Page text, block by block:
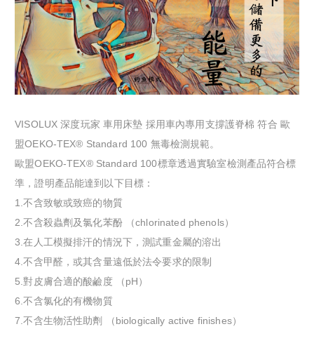
VISOLUX 深度玩家 車用床墊 採用車內專用支撐護脊棉 符合 歐
盟OEKO-TEX® Standard 100 無毒檢測規範。
歐盟OEKO-TEX® Standard 100標章透過實驗室檢測產品符合標
準，證明產品能達到以下目標：
1.不含致敏或致癌的物質
2.不含殺蟲劑及氯化苯酚 （chlorinated phenols）
3.在人工模擬排汗的情況下，測試重金屬的溶出
4.不含甲醛，或其含量遠低於法令要求的限制
5.對皮膚合適的酸鹼度 （pH）
6.不含氯化的有機物質
7.不含生物活性助劑 （biologically active finishes）